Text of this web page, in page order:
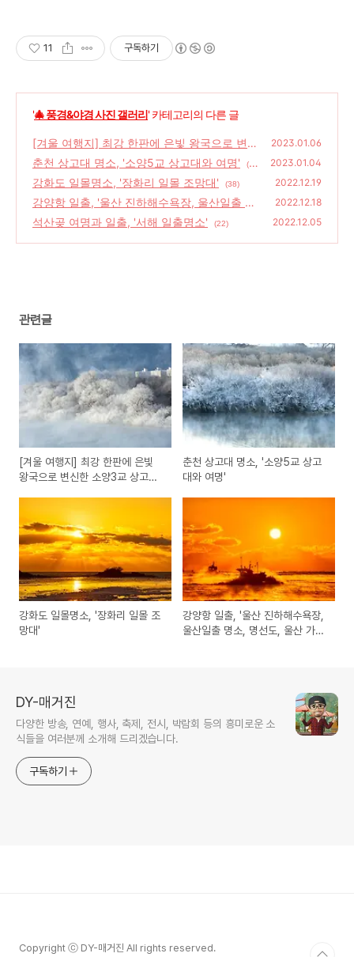
11 구독하기
'🎄 풍경&야경 사진 갤러리' 카테고리의 다른 글
[겨울 여행지] 최강 한판에 은빛 왕국으로 변신
한 소양3교 상고대와 물안개
(31)
2023.01.06
춘천 상고대 명소, '소양5교 상고대와 여명'
(1
7)
2023.01.04
강화도 일몰명소, '장화리 일몰 조망대' (38) 2022.12.19
강양항 일출, '울산 진하해수욕장, 울산일출 명
소, 명선도, 울산 가볼만한곳'
(20)
2022.12.18
석산곶 여명과 일출, '서해 일출명소' (22) 2022.12.05
관련글
[겨울 여행지] 최강 한판에 은빛
왕국으로 변신한 소양3교 상고대
춘천 상고대 명소, '소양5교 상고
대와 여명'
강화도 일몰명소, '장화리 일몰 조
망대'
강양항 일출, '울산 진하해수욕장,
울산일출 명소, 명선도, 울산 가볼
DY-매거진
다양한 방송, 연예, 행사, 축제, 전시, 박람회 등의 흥미로운 소
식들을 여러분께 소개해 드리겠습니다.
구독하기
Copyright ⓒ DY-매거진 All rights reserved.